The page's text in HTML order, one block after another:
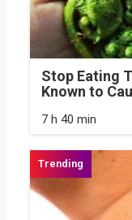
Stop Eating
Known to
7 h 40 min